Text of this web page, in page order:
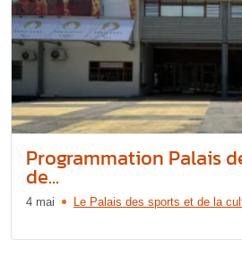
Programmation Palais
de...
4 mai Le Palais des sports et de la